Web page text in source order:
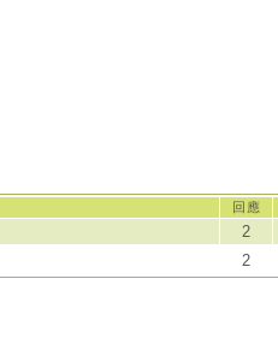
回應
2
2